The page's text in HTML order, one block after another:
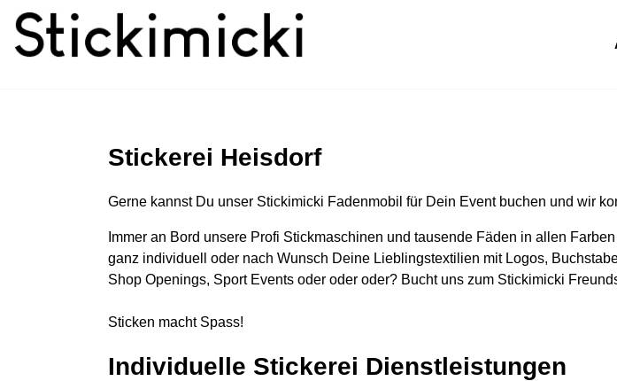
Stickerei Heisdorf
Gerne kannst Du unser Stickimicki Fadenmobil für Dein Event buchen und wir
Immer an Bord unsere Profi Stickmaschinen und tausende Fäden in allen
ganz individuell oder nach Wunsch Deine Lieblingstextilien mit Logos,
Shop Openings, Sport Events oder oder oder? Bucht uns zum Stickimicki
Sticken macht Spass!
Individuelle Stickerei Dienstleistungen